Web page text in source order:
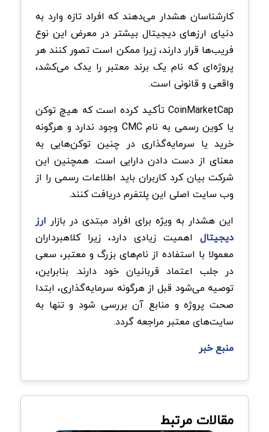
کارشناسان هشدار می‌دهند که افراد تازه‌ وارد به
دنیای ارزهای دیجیتال بیشتر در معرض این نوع
فریب‌ها قرار دارند، زیرا ممکن است تصور کنند هر
پروژه‌ای که نام یک برند معتبر را یدک می‌کشد،
واقعی و قانونی است.
CoinMarketCap تأکید کرده است که هیچ توکن
یا کوین رسمی به نام CMC وجود ندارد و هرگونه
خرید یا سرمایه‌گذاری در چنین توکن‌هایی به
معنای از دست دادن دارایی است. همچنین این
شرکت بیان کرد کاربران باید اطلاعات رسمی را از
وب‌ سایت اصلی این پلتفرم دریافت کنند.
این هشدار به‌ ویژه برای افراد مبتدی در بازار ارز
دیجیتال اهمیت زیادی دارد، زیرا کلاهبرداران
معمولا با استفاده از نام‌های بزرگ و معتبر، سعی
در جلب اعتماد قربانیان خود دارند. بنابراین،
توصیه می‌شود قبل از هرگونه سرمایه‌گذاری، ابتدا
صحت پروژه و منابع آن بررسی شود و تنها به
سایت‌های معتبر مراجعه گردد.
منبع خبر
مقالات مرتبط